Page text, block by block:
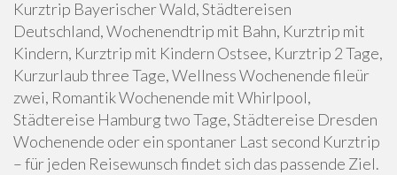
Kurztrip Bayerischer Wald, Städtereisen
Deutschland, Wochenendtrip mit Bahn, Kurztrip mit
Kindern, Kurztrip mit Kindern Ostsee, Kurztrip 2 Tage,
Kurzurlaub three Tage, Wellness Wochenende fileür
zwei, Romantik Wochenende mit Whirlpool,
Städtereise Hamburg two Tage, Städtereise Dresden
Wochenende oder ein spontaner Last second Kurztrip
– für jeden Reisewunsch findet sich das passende Ziel.